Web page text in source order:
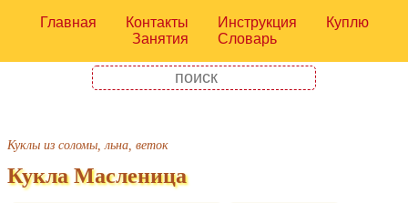
Главная Контакты Инструкция
Куплю
Занятия
Словарь
Куклы из соломы, льна, веток
Кукла Масленица